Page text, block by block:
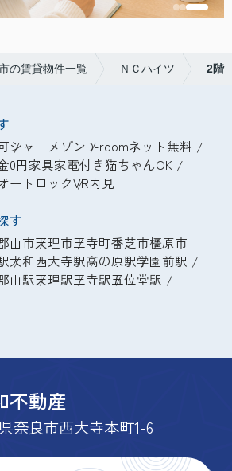
の賃貸物件一覧 ＮＣハイツ 2階
シャーメゾンD-roomネット無料
0円家具家電付き猫ちゃんOK
ートロックVR内見
す
山市天理市王寺町香芝市橿原市
大和西大寺駅高の原駅学園前駅
山駅天理駅王寺駅五位堂駅
不動産
奈良市西大寺本町1-6